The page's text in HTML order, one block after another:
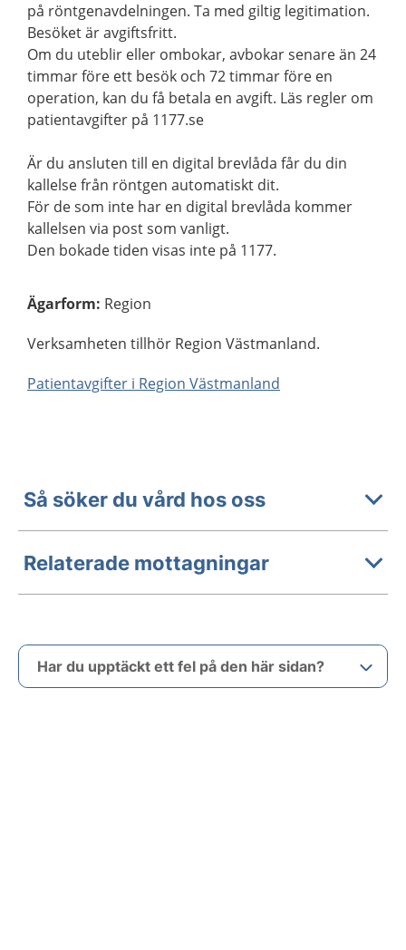
på röntgenavdelningen. Ta med giltig legitimation.
Besöket är avgiftsfritt.
Om du uteblir eller ombokar, avbokar senare än 24
timmar före ett besök och 72 timmar före en
operation, kan du få betala en avgift. Läs regler om
patientavgifter på 1177.se
Är du ansluten till en digital brevlåda får du din
kallelse från röntgen automatiskt dit.
För de som inte har en digital brevlåda kommer
kallelsen via post som vanligt.
Den bokade tiden visas inte på 1177.
Ägarform: Region
Verksamheten tillhör Region Västmanland.
Patientavgifter i Region Västmanland
Så söker du vård hos oss
Relaterade mottagningar
Har du upptäckt ett fel på den här sidan?